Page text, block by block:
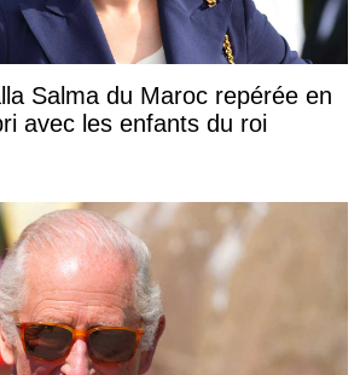
Salma du Maroc repérée en
avec les enfants du roi